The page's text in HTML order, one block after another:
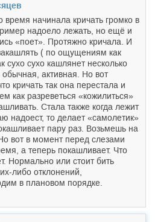
время начинала кричать громко в
надоело лежать, но ещё и
«поет». Протяжно кричала. И
( по ощущениям как
сухо сухо кашлянет несколько
активная. Но вот
кричать так она перестала и
как разреветься «кожилиться»
Стала также когда лежит
надоест, то делает «самолетик»
пару раз. Возьмешь на
вот в момент перед слезами
а теперь покашливает. Что
Нормально или стоит бить
либо отклонений,
в плановом порядке.